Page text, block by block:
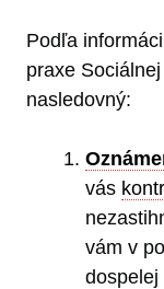
Podľa
praxe
nasledovný:
vás
vám v
dospelej